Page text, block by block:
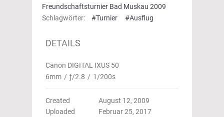
Freundschaftsturnier Bad Muskau 2009
Schlagwörter:
#Turnier #Ausflug
DETAILS
Canon DIGITAL IXUS 50
6mm / ƒ/2.8 / 1/200s
Created
August 12, 2009
Uploaded
Februar 25, 2017